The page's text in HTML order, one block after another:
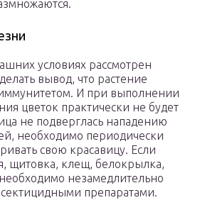
условиях рассмотрен
вывод, что растение
И при выполнении
цветок практически не будет
не подверглась нападению
необходимо периодически
свою красавицу. Если
щитовка, клещ, белокрылка,
незамедлительно
препаратами.